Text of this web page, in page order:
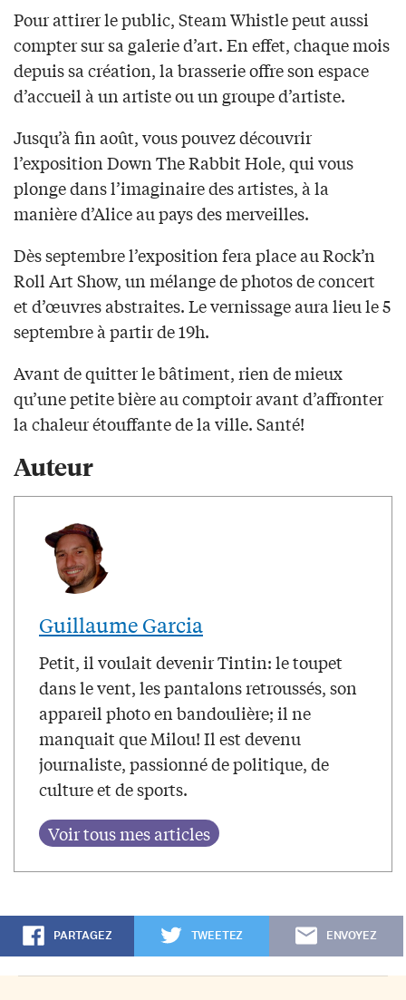
Pour attirer le public, Steam Whistle peut aussi
compter sur sa galerie d’art. En effet, chaque mois
depuis sa création, la brasserie offre son espace
d’accueil à un artiste ou un groupe d’artiste.
Jusqu’à fin août, vous pouvez découvrir
l’exposition Down The Rabbit Hole, qui vous
plonge dans l’imaginaire des artistes, à la
manière d’Alice au pays des merveilles.
Dès septembre l’exposition fera place au Rock’n
Roll Art Show, un mélange de photos de concert
et d’œuvres abstraites. Le vernissage aura lieu le 5
septembre à partir de 19h.
Avant de quitter le bâtiment, rien de mieux
qu’une petite bière au comptoir avant d’affronter
la chaleur étouffante de la ville. Santé!
Auteur
Guillaume Garcia
Petit, il voulait devenir Tintin: le toupet
dans le vent, les pantalons retroussés, son
appareil photo en bandoulière; il ne
manquait que Milou! Il est devenu
journaliste, passionné de politique, de
culture et de sports.
PARTAGEZ TWEETEZ ENVOYEZ